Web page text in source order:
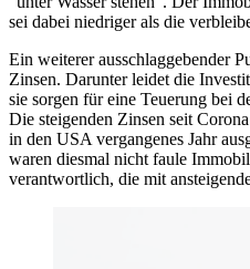
sei dabei niedriger als die
Ein weiterer ausschlaggebender
Zinsen. Darunter leidet die
sie sorgen für eine Teuerung bei
Die steigenden Zinsen seit
in den USA vergangenes Jahr
waren diesmal nicht faule
verantwortlich, die mit